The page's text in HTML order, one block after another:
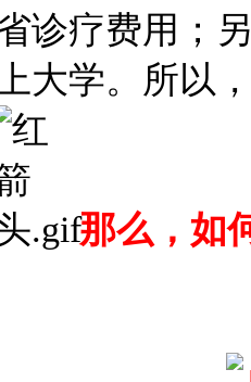
诊疗费用；
大学。所以
那么，如